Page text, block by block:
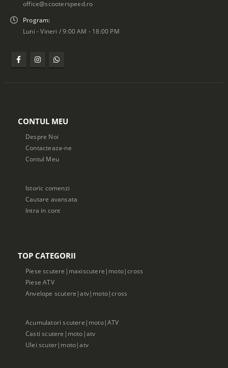
office@scooterspeed.ro
Program:
Luni - Vineri / 9:00 AM - 18:00 PM
CONTUL MEU
Despre Noi
Contacteaza-ne
Contul Meu
Istoric comenzi
Cautare avansata
Intra in cont
TOP CATEGORII
Piese scutere|maxiscutere|moto|cross
Piese ATV
Anvelope scutere|atv|moto|cross
Acumulatori scutere|moto|ATV
Casti scutere|moto|atv
Ulei scuter|moto|atv